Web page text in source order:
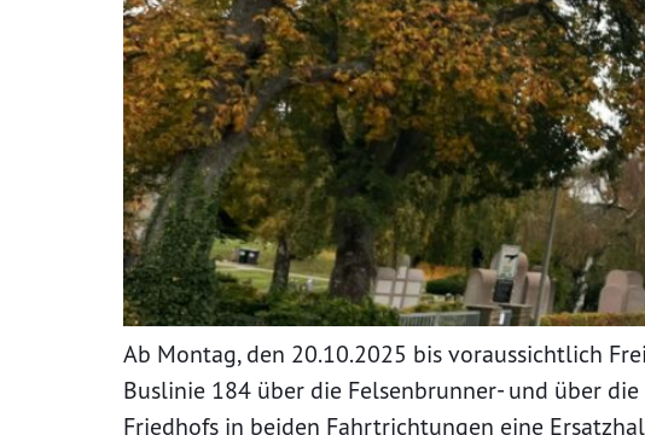
Ab Montag, den 20.10.2025 bis voraussichtlich
Buslinie 184 über die Felsenbrunner- und über
Friedhofs in beiden Fahrtrichtungen eine